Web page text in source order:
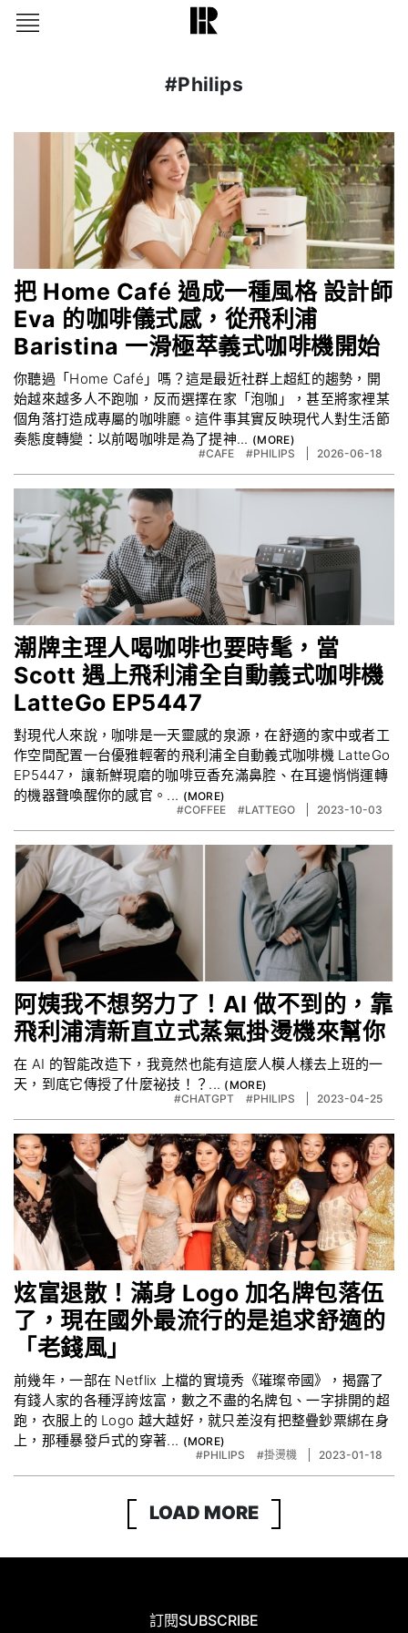
#Philips
把 Home Café 過成一種風格 設計師
Eva 的咖啡儀式感，從飛利浦
Baristina 一滑極萃義式咖啡機開始
你聽過「Home Café」嗎？這是最近社群上超紅的趨勢，開
始越來越多人不跑咖，反而選擇在家「泡咖」，甚至將家裡某
個角落打造成專屬的咖啡廳。這件事其實反映現代人對生活節
奏態度轉變：以前喝咖啡是為了提神...
#CAFE #PHILIPS 2026-06-18
潮牌主理⼈喝咖啡也要時髦，當
Scott 遇上⾶利浦全自動義式咖啡機
LatteGo EP5447
對現代⼈來說，咖啡是⼀天靈感的泉源，在舒適的家中或者⼯
作空間配置⼀台優雅輕奢的飛利浦全自動義式咖啡機 LatteGo
EP5447， 讓新鮮現磨的咖啡豆香充滿⿐腔、在⽿邊悄悄運轉
的機器聲喚醒你的感官。...
#COFFEE #LATTEGO 2023-10-03
阿姨我不想努力了！AI 做不到的，靠
飛利浦清新直立式蒸氣掛燙機來幫你
在 AI 的智能改造下，我竟然也能有這麼人模人樣去上班的一
天，到底它傳授了什麼祕技！？...
#CHATGPT #PHILIPS 2023-04-25
炫富退散！滿身 Logo 加名牌包落伍
了，現在國外最流行的是追求舒適的
「老錢風」
前幾年，一部在 Netflix 上檔的實境秀《璀璨帝國》，揭露了
有錢人家的各種浮誇炫富，數之不盡的名牌包、一字排開的超
跑，衣服上的 Logo 越大越好，就只差沒有把整疊鈔票綁在身
上，那種暴發戶式的穿著...
#PHILIPS #掛燙機 2023-01-18
LOAD MORE
訂閱SUBSCRIBE